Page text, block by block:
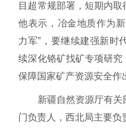
目超常规部署，短期内取
他表示，冶金地质作为
力军”，要继续建强新时
续深化铬矿找矿专项研
保障国家矿产资源安全作
新疆自然资源厅有关
门负责人，西北局主要负